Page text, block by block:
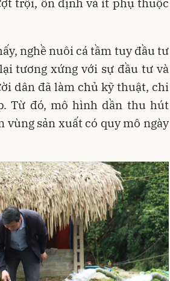
nghề nuôi cá tầm tuy đầu tư
tương xứng với sự đầu tư và
dân đã làm chủ kỹ thuật, chi
Từ đó, mô hình dần thu hút
sản xuất có quy mô ngày